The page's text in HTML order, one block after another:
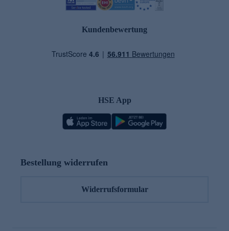
Kundenbewertung
HSE App
Bestellung widerrufen
Widerrufsformular